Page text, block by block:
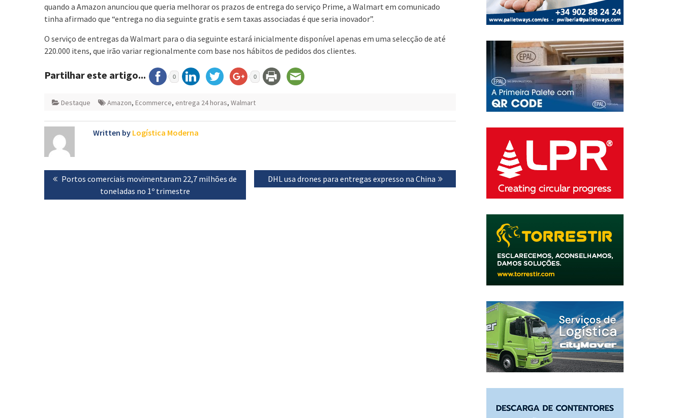
quando a Amazon anunciou que queria melhorar os prazos de entrega do serviço Prime, a Walmart em comunicado
tinha afirmado que “entrega no dia seguinte gratis e sem taxas associadas é que seria inovador”.
O serviço de entregas da Walmart para o dia seguinte estará inicialmente disponível apenas em uma selecção de até
220.000 itens, que irão variar regionalmente com base nos hábitos de pedidos dos clientes.
Partilhar este artigo... 0 0
Destaque Amazon, Ecommerce, entrega 24 horas, Walmart
Written by Logística Moderna
Navegação
de
artigos
Previous
Portos comerciais movimentaram 22,7 milhões de
toneladas no 1º trimestre
Next
post:
DHL usa drones para entregas expresso na China